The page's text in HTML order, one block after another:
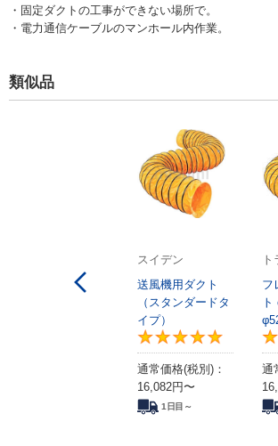
・固定ダクトの工事ができない場所で。
・電力通信ケーブルのマンホール内作業。
類似品
スイデン
送風機用ダクト
（スタンダードタ
イプ）
通常価格(税別)：
16,082円〜
1日目～
フ
通